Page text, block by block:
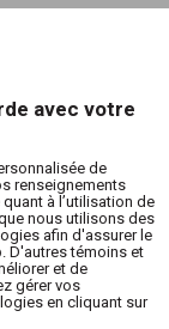
avec votre
de
renseignements
à l’utilisation de
nous utilisons des
afin d'assurer le
D'autres témoins et
et de
gérer vos
en cliquant sur